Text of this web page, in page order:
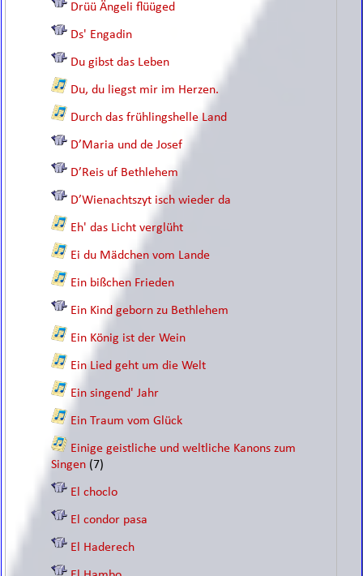
Drüü Ängeli flüüged
Ds' Engadin
Du gibst das Leben
Du, du liegst mir im Herzen.
Durch das frühlingshelle Land
D’Maria und de Josef
D’Reis uf Bethlehem
D’Wienachtszyt isch wieder da
Eh' das Licht verglüht
Ei du Mädchen vom Lande
Ein bißchen Frieden
Ein Kind geborn zu Bethlehem
Ein König ist der Wein
Ein Lied geht um die Welt
Ein singend' Jahr
Ein Traum vom Glück
Einige geistliche und weltliche Kanons zum
Singen (7)
El choclo
El condor pasa
El Haderech